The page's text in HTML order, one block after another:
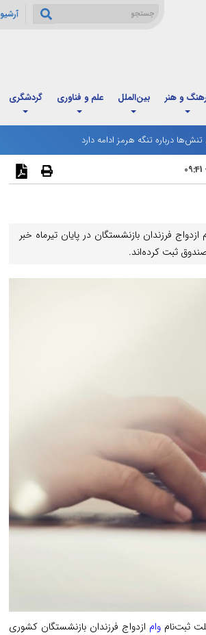
آرشیو
و هنر بین‌الملل علم و فناوری گردشگری
درباره تنگه هرمز ادامه دارد
جدید و تغییر فاصله واریز اعتبار خانوارها
فرزندان بازنشستگان در پایان تیرماه خبر
ثبت‌ناموام ازدواج فرزندان بازنشستگان کشوری